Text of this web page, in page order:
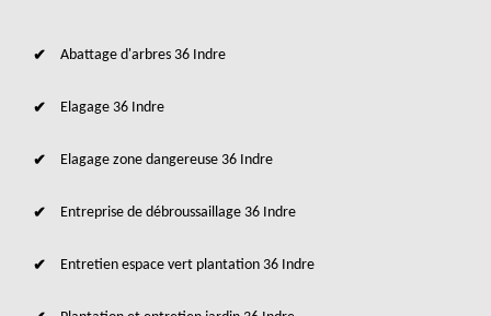
Abattage d'arbres 36 Indre
Elagage 36 Indre
Elagage zone dangereuse 36 Indre
Entreprise de débroussaillage 36 Indre
Entretien espace vert plantation 36 Indre